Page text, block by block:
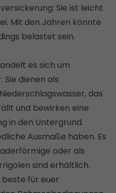
Sie ist leicht
Mit den Jahren könnte
belastet sein.
es sich um
dienen als
das
und bewirken eine
in den Untergrund.
Ausmaße haben. Es
oder als
sind erhältlich.
für euer